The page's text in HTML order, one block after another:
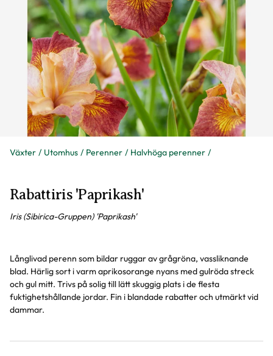
Växter Utomhus Perenner Halvhöga perenner
Rabattiris 'Paprikash'
Iris (Sibirica-Gruppen) 'Paprikash'
Långlivad perenn som bildar ruggar av grågröna, vassliknande
blad. Härlig sort i varm aprikosorange nyans med gulröda streck
och gul mitt. Trivs på solig till lätt skuggig plats i de flesta
fuktighetshållande jordar. Fin i blandade rabatter och utmärkt vid
dammar.